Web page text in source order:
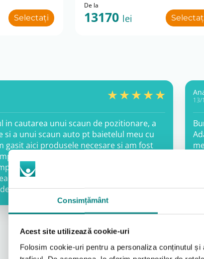
Consimțământ
Acest site utilizează cookie-uri
Folosim cookie-uri pentru a personaliza conținutul
Selectați
De la
13170 lei
in cautarea unui scaun de pozitionare, a
si a unui scaun auto pt baietelul meu cu
gasit aici produsele necesare si am fost
de catre un personal foarte
si empatic. […]
nevoie de noi dispozitive, cu siguranta
vom reveni.
13/